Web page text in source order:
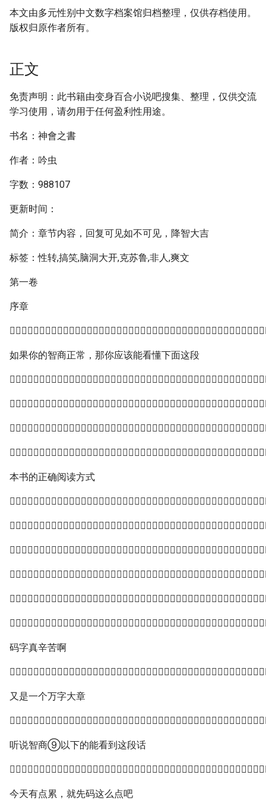
本文由多元性别中文数字档案馆归档整理，仅供存档使用。
版权归原作者所有。
正文
免责声明：此书籍由变身百合小说吧搜集、整理，仅供交流
学习使用，请勿用于任何盈利性用途。
书名：神會之書
作者：吟虫
字数：988107
更新时间：
简介：章节内容，回复可见如不可见，降智大吉
标签：性转,搞笑,脑洞大开,克苏鲁,非人,爽文
第一卷
序章
如果你的智商正常，那你应该能看懂下面这段
本书的正确阅读方式
码字真辛苦啊
又是一个万字大章
听说智商⑨以下的能看到这段话
今天有点累，就先码这么点吧